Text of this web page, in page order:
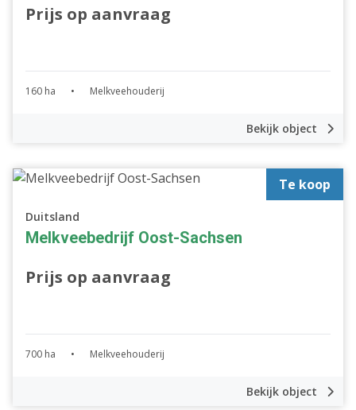
Prijs op aanvraag
160 ha • Melkveehouderij
Bekijk object
Te koop
Duitsland
Melkveebedrijf Oost-Sachsen
Prijs op aanvraag
700 ha • Melkveehouderij
Bekijk object